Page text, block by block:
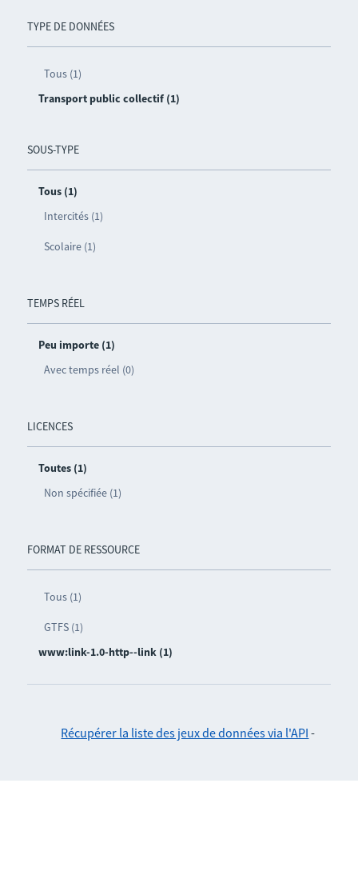
TYPE DE DONNÉES
Tous (1)
Transport public collectif (1)
SOUS-TYPE
Tous (1)
Intercités (1)
Scolaire (1)
TEMPS RÉEL
Peu importe (1)
Avec temps réel (0)
LICENCES
Toutes (1)
Non spécifiée (1)
FORMAT DE RESSOURCE
Tous (1)
GTFS (1)
www:link-1.0-http--link (1)
Récupérer la liste des jeux de données via l'API -